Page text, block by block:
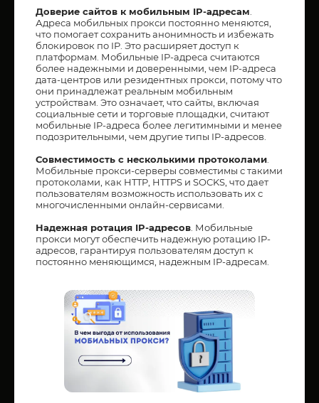
Доверие сайтов к мобильным IP-адресам
Адреса мобильных прокси постоянно меняются,
что помогает сохранить анонимность и избежать
блокировок по IP. Это расширяет доступ к
платформам. Мобильные IP-адреса считаются
более надежными и доверенными, чем IP-адреса
дата-центров или резидентных прокси, потому что
они принадлежат реальным мобильным
устройствам. Это означает, что сайты, включая
социальные сети и торговые площадки, считают
мобильные IP-адреса более легитимными и менее
подозрительными, чем другие типы IP-адресов.
Совместимость с несколькими протоколами
Мобильные прокси-серверы совместимы с такими
протоколами, как HTTP, HTTPS и SOCKS, что дает
пользователям возможность использовать их с
многочисленными онлайн-сервисами.
Надежная ротация IP-адресов . Мобильные
прокси могут обеспечить надежную ротацию IP-
адресов, гарантируя пользователям доступ к
постоянно меняющимся, надежным IP-адресам.